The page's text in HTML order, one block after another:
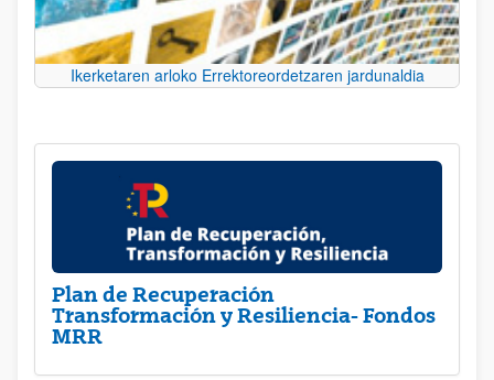
Ikerketaren arloko Errektoreordetzaren jardunaldia
Plan de Recuperación
Transformación y Resiliencia- Fondos
MRR